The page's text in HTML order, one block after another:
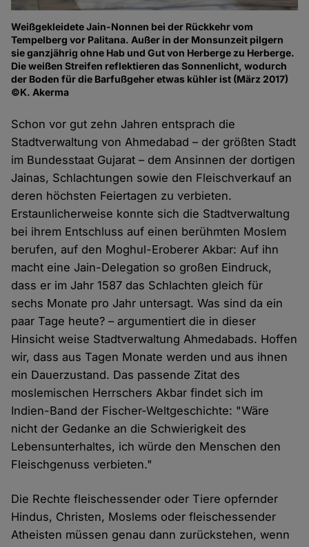
Weißgekleidete Jain-Nonnen bei der Rückkehr vom
Tempelberg vor Palitana. Außer in der Monsunzeit pilgern
sie ganzjährig ohne Hab und Gut von Herberge zu Herberge.
Die weißen Streifen reflektieren das Sonnenlicht, wodurch
der Boden für die Barfußgeher etwas kühler ist (März 2017)
©K. Akerma
Schon vor gut zehn Jahren entsprach die
Stadtverwaltung von Ahmedabad – der größten Stadt
im Bundesstaat Gujarat – dem Ansinnen der dortigen
Jainas, Schlachtungen sowie den Fleischverkauf an
deren höchsten Feiertagen zu verbieten.
Erstaunlicherweise konnte sich die Stadtverwaltung
bei ihrem Entschluss auf einen berühmten Moslem
berufen, auf den Moghul-Eroberer Akbar: Auf ihn
macht eine Jain-Delegation so großen Eindruck,
dass er im Jahr 1587 das Schlachten gleich für
sechs Monate pro Jahr untersagt. Was sind da ein
paar Tage heute? – argumentiert die in dieser
Hinsicht weise Stadtverwaltung Ahmedabads. Hoffen
wir, dass aus Tagen Monate werden und aus ihnen
ein Dauerzustand. Das passende Zitat des
moslemischen Herrschers Akbar findet sich im
Indien-Band der Fischer-Weltgeschichte: "Wäre
nicht der Gedanke an die Schwierigkeit des
Lebensunterhaltes, ich würde den Menschen den
Fleischgenuss verbieten."
Die Rechte fleischessender oder Tiere opfernder
Hindus, Christen, Moslems oder fleischessender
Atheisten müssen genau dann zurückstehen, wenn